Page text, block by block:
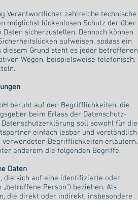
Verantwortlicher zahlreiche technische
möglichst lückenlosen Schutz der über
sicherzustellen. Dennoch können
aufweisen, sodass ein
Grund steht es jeder betroffenen
Wegen, beispielsweise telefonisch,
beruht auf den Begrifflichkeiten, die
beim Erlass der Datenschutz-
Datenschutzerklärung soll sowohl für die
einfach lesbar und verständlich
Begrifflichkeiten erläutern.
anderem die folgenden Begriffe:
Daten
die sich auf eine identifizierte oder
Person“) beziehen. Als
die direkt oder indirekt, insbesondere